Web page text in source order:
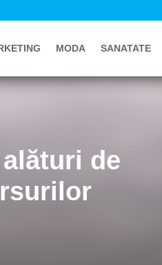
MODA SANATATE
de